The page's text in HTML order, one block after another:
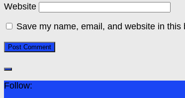
Website
Save my name, email, and website in
Follow: